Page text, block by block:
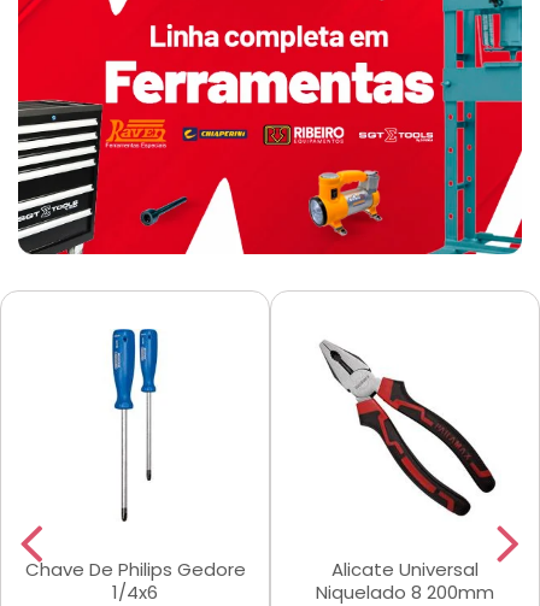
Chave De Philips Gedore
1/4x6
Alicate Universal
Niquelado 8 200mm